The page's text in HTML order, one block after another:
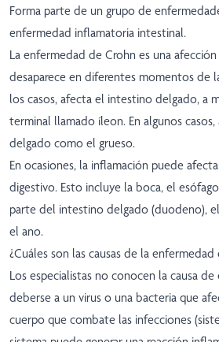
Forma parte de un grupo de
enfermedad inflamatoria intestinal.
La enfermedad de Crohn es una
desaparece en diferentes momentos de
los casos, afecta el intestino delgado, a
terminal llamado íleon. En algunos
delgado como el grueso.
En ocasiones, la inflamación puede
digestivo. Esto incluye la boca, el
parte del intestino delgado (duodeno),
el ano.
¿Cuáles son las causas de la enfermedad
Los especialistas no conocen la causa
deberse a un virus o una bacteria que
cuerpo que combate las infecciones